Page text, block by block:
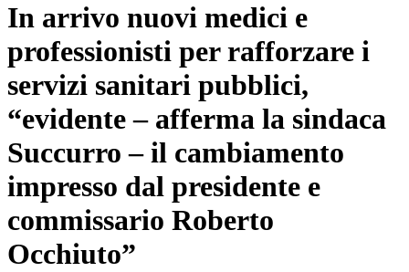
In arrivo nuovi medici e
professionisti per rafforzare i
servizi sanitari pubblici,
“evidente – afferma la sindaca
Succurro – il cambiamento
impresso dal presidente e
commissario Roberto
Occhiuto”